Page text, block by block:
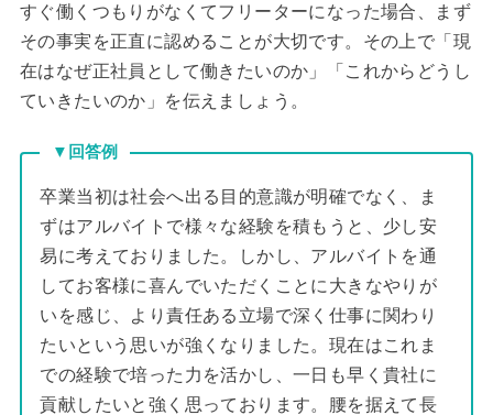
すぐ働くつもりがなくてフリーターになった場合、まず
その事実を正直に認めることが大切です。その上で「現
在はなぜ正社員として働きたいのか」「これからどうし
ていきたいのか」を伝えましょう。
▼回答例
卒業当初は社会へ出る目的意識が明確でなく、ま
ずはアルバイトで様々な経験を積もうと、少し安
易に考えておりました。しかし、アルバイトを通
してお客様に喜んでいただくことに大きなやりが
いを感じ、より責任ある立場で深く仕事に関わり
たいという思いが強くなりました。現在はこれま
での経験で培った力を活かし、一日も早く貴社に
貢献したいと強く思っております。腰を据えて長